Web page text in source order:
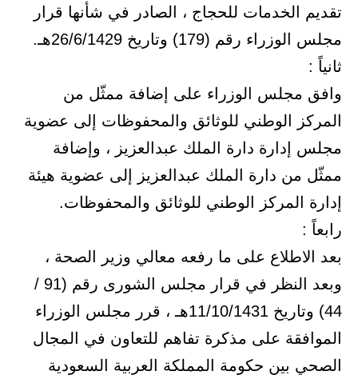
تقديم الخدمات للحجاج ، الصادر في شأنها قرار
مجلس الوزراء رقم (179) وتاريخ 26/6/1429هـ.
ثانياً :
وافق مجلس الوزراء على إضافة ممثّل من
المركز الوطني للوثائق والمحفوظات إلى عضوية
مجلس إدارة دارة الملك عبدالعزيز ، وإضافة
ممثّل من دارة الملك عبدالعزيز إلى عضوية هيئة
إدارة المركز الوطني للوثائق والمحفوظات.
رابعاً :
بعد الاطلاع على ما رفعه معالي وزير الصحة ،
وبعد النظر في قرار مجلس الشورى رقم (91 /
44) وتاريخ 11/10/1431هـ ، قرر مجلس الوزراء
الموافقة على مذكرة تفاهم للتعاون في المجال
الصحي بين حكومة المملكة العربية السعودية